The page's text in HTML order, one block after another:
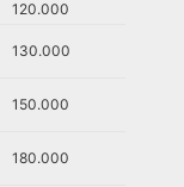
120.000
130.000
150.000
180.000